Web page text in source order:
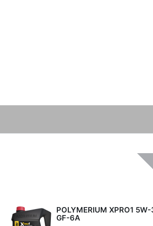
POLYMERIUM XPRO1
GF-6A